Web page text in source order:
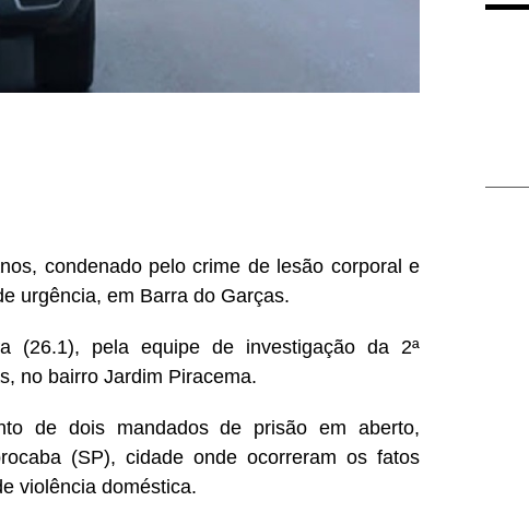
condenado pelo crime de lesão corporal e
urgência, em Barra do Garças.
(26.1), pela equipe de investigação da 2ª
no bairro Jardim Piracema.
de dois mandados de prisão em aberto,
(SP), cidade onde ocorreram os fatos
violência doméstica.